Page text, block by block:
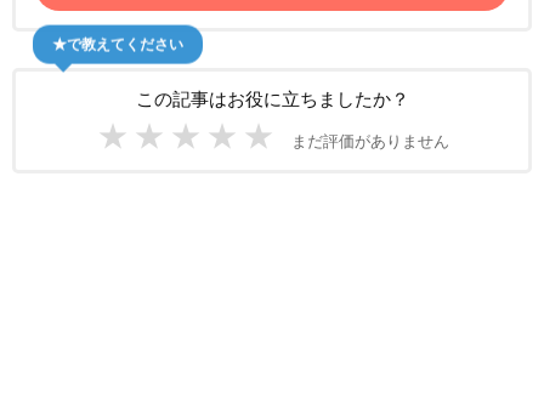
この記事はお役に立ちましたか？
★ ★ ★ ★ ★ まだ評価がありません
★で教えてください